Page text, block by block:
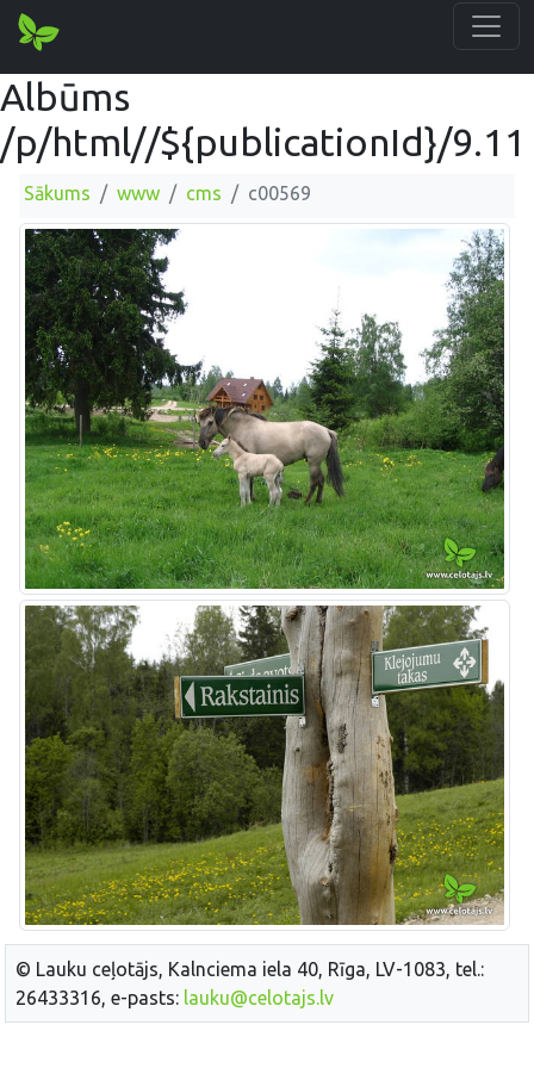
Albūms
/p/html//${publicationId}/9.11
Sākums www cms c00569
© Lauku ceļotājs, Kalnciema iela 40, Rīga, LV-1083, tel.:
26433316, e-pasts: lauku@celotajs.lv